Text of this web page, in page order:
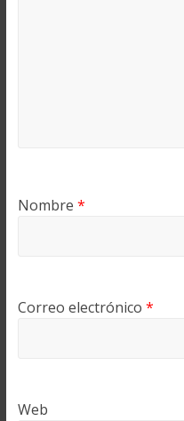
Nombre *
Correo electrónico *
Web